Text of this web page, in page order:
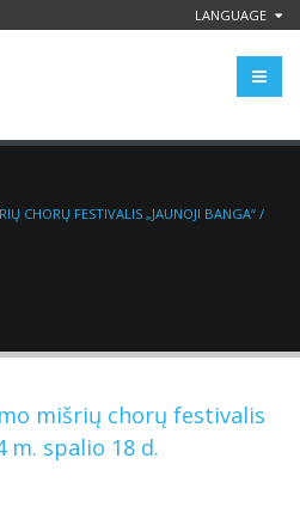
LANGUAGE
CHORŲ FESTIVALIS „JAUNOJI BANGA“ /
mišrių chorų festivalis
m. spalio 18 d.